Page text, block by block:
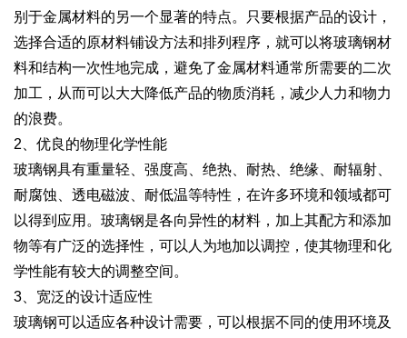
别于金属材料的另一个显著的特点。只要根据产品的设计，
选择合适的原材料铺设方法和排列程序，就可以将玻璃钢材
料和结构一次性地完成，避免了金属材料通常所需要的二次
加工，从而可以大大降低产品的物质消耗，减少人力和物力
的浪费。
2、优良的物理化学性能
玻璃钢具有重量轻、强度高、绝热、耐热、绝缘、耐辐射、
耐腐蚀、透电磁波、耐低温等特性，在许多环境和领域都可
以得到应用。玻璃钢是各向异性的材料，加上其配方和添加
物等有广泛的选择性，可以人为地加以调控，使其物理和化
学性能有较大的调整空间。
3、宽泛的设计适应性
玻璃钢可以适应各种设计需要，可以根据不同的使用环境及